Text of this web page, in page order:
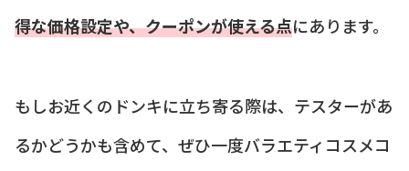
得な価格設定や、クーポンが使える点にあります。
もしお近くのドンキに立ち寄る際は、テスターがあ
るかどうかも含めて、ぜひ一度バラエティコスメコ